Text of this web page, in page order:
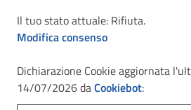
Il tuo stato attuale: Rifiuta.
Modifica consenso
Dichiarazione Cookie aggiornata
14/07/2026 daCookiebot: